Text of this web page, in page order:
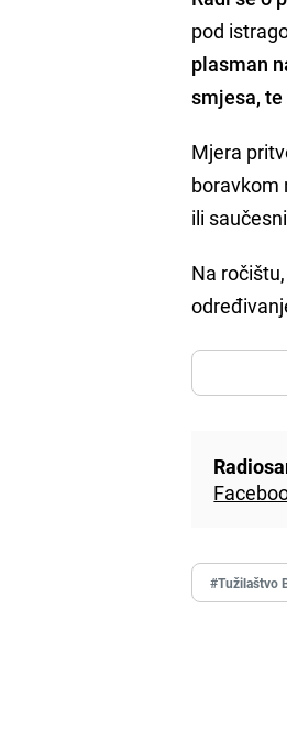
pod
plasman
smjesa,
Mjera
boravkom
ili
Na
#Tužilaštvo